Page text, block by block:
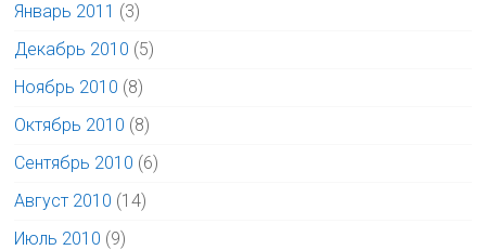
Январь 2011 (3)
Декабрь 2010 (5)
Ноябрь 2010 (8)
Октябрь 2010 (8)
Сентябрь 2010 (6)
Август 2010 (14)
Июль 2010 (9)